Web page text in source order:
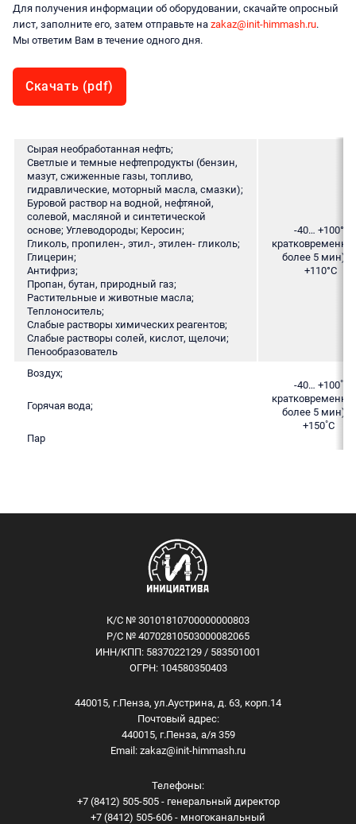
Сырая необработанная нефть;
Светлые и темные нефтепродукты (бензин,
мазут, сжиженные газы, топливо,
гидравлические, моторный масла, смазки);
Буровой раствор на водной, нефтяной,
солевой, масляной и синтетической
основе; Углеводороды; Керосин;
Гликоль, пропилен-, этил-, этилен- гликоль;
Глицерин;
Антифриз;
Пропан, бутан, природный газ;
Растительные и животные масла;
Теплоноситель;
Слабые растворы химических реагентов;
Слабые растворы солей, кислот, щелочи;
Пенообразователь
-40… +100°С
кратковременно
более 5 мин)
+110°С
Воздух;
Горячая вода;
Пар
-40… +100˚С
кратковременно
более 5 мин)
+150˚С
Для получения информации об оборудовании, скачайте опросный
лист, заполните его, затем отправьте на zakaz@init-himmash.ru.
Мы ответим Вам в течение одного дня.
Скачать (pdf)
К/С № 30101810700000000803
Р/С № 40702810503000082065
ИНН/КПП: 5837022129 / 583501001
ОГРН: 104580350403
440015, г.Пенза, ул.Аустрина, д. 63, корп.14
Почтовый адрес:
440015, г.Пенза, а/я 359
Email: zakaz@init-himmash.ru
Телефоны:
+7 (8412) 505-505 - генеральный директор
+7 (8412) 505-606 - многоканальный